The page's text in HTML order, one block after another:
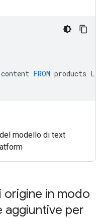
content FROM products
modello di text
origine in modo
aggiuntive per